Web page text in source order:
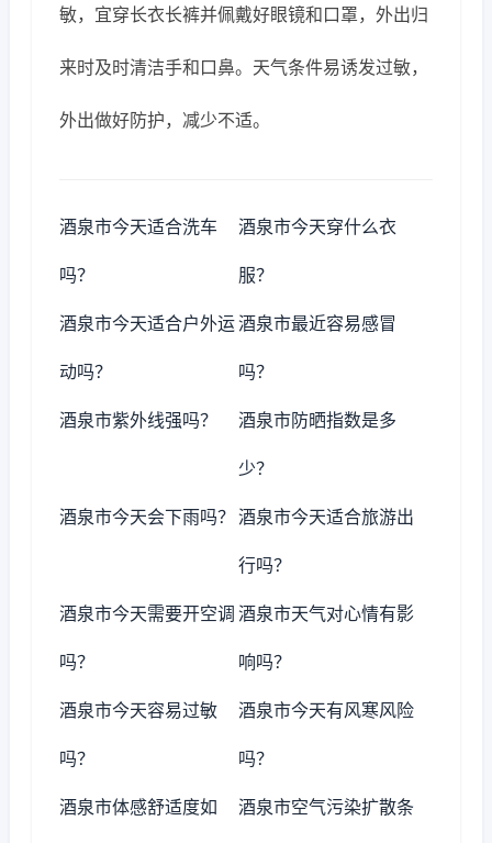
敏，宜穿长衣长裤并佩戴好眼镜和口罩，外出归
来时及时清洁手和口鼻。天气条件易诱发过敏，
外出做好防护，减少不适。
酒泉市今天适合洗车
吗？
酒泉市今天穿什么衣
服？
酒泉市今天适合户外运
动吗？
酒泉市最近容易感冒
吗？
酒泉市紫外线强吗？ 酒泉市防晒指数是多
少？
酒泉市今天会下雨吗？ 酒泉市今天适合旅游出
行吗？
酒泉市今天需要开空调
吗？
酒泉市天气对心情有影
响吗？
酒泉市今天容易过敏
吗？
酒泉市今天有风寒风险
吗？
酒泉市体感舒适度如 酒泉市空气污染扩散条